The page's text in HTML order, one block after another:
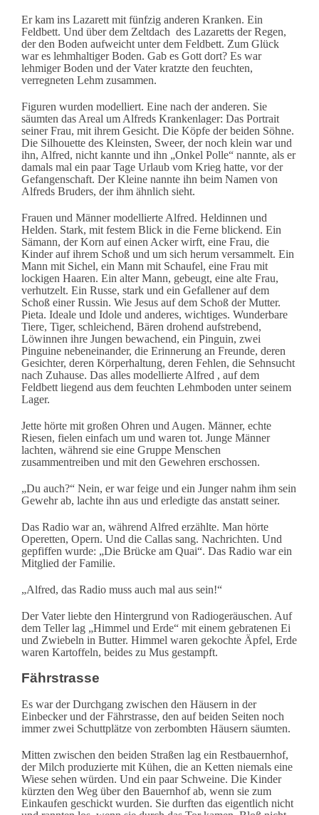
Er kam ins Lazarett mit fünfzig anderen Kranken. Ein
Feldbett. Und über dem Zeltdach des Lazaretts der Regen,
der den Boden aufweicht unter dem Feldbett. Zum Glück
war es lehmhaltiger Boden. Gab es Gott dort? Es war
lehmiger Boden und der Vater kratzte den feuchten,
verregneten Lehm zusammen.
Figuren wurden modelliert. Eine nach der anderen. Sie
säumten das Areal um Alfreds Krankenlager: Das Portrait
seiner Frau, mit ihrem Gesicht. Die Köpfe der beiden Söhne.
Die Silhouette des Kleinsten, Sweer, der noch klein war und
ihn, Alfred, nicht kannte und ihn „Onkel Polle“ nannte, als er
damals mal ein paar Tage Urlaub vom Krieg hatte, vor der
Gefangenschaft. Der Kleine nannte ihn beim Namen von
Alfreds Bruders, der ihm ähnlich sieht.
Frauen und Männer modellierte Alfred. Heldinnen und
Helden. Stark, mit festem Blick in die Ferne blickend. Ein
Sämann, der Korn auf einen Acker wirft, eine Frau, die
Kinder auf ihrem Schoß und um sich herum versammelt. Ein
Mann mit Sichel, ein Mann mit Schaufel, eine Frau mit
lockigen Haaren. Ein alter Mann, gebeugt, eine alte Frau,
verhutzelt. Ein Russe, stark und ein Gefallener auf dem
Schoß einer Russin. Wie Jesus auf dem Schoß der Mutter.
Pieta. Ideale und Idole und anderes, wichtiges. Wunderbare
Tiere, Tiger, schleichend, Bären drohend aufstrebend,
Löwinnen ihre Jungen bewachend, ein Pinguin, zwei
Pinguine nebeneinander, die Erinnerung an Freunde, deren
Gesichter, deren Körperhaltung, deren Fehlen, die Sehnsucht
nach Zuhause. Das alles modellierte Alfred , auf dem
Feldbett liegend aus dem feuchten Lehmboden unter seinem
Lager.
Jette hörte mit großen Ohren und Augen. Männer, echte
Riesen, fielen einfach um und waren tot. Junge Männer
lachten, während sie eine Gruppe Menschen
zusammentreiben und mit den Gewehren erschossen.
„Du auch?“ Nein, er war feige und ein Junger nahm ihm sein
Gewehr ab, lachte ihn aus und erledigte das anstatt seiner.
Das Radio war an, während Alfred erzählte. Man hörte
Operetten, Opern. Und die Callas sang. Nachrichten. Und
gepfiffen wurde: „Die Brücke am Quai“. Das Radio war ein
Mitglied der Familie.
„Alfred, das Radio muss auch mal aus sein!“
Der Vater liebte den Hintergrund von Radiogeräuschen. Auf
dem Teller lag „Himmel und Erde“ mit einem gebratenen Ei
und Zwiebeln in Butter. Himmel waren gekochte Äpfel, Erde
waren Kartoffeln, beides zu Mus gestampft.
Fährstrasse
Es war der Durchgang zwischen den Häusern in der
Einbecker und der Fährstrasse, den auf beiden Seiten noch
immer zwei Schuttplätze von zerbombten Häusern säumten.
Mitten zwischen den beiden Straßen lag ein Restbauernhof,
der Milch produzierte mit Kühen, die an Ketten niemals eine
Wiese sehen würden. Und ein paar Schweine. Die Kinder
kürzten den Weg über den Bauernhof ab, wenn sie zum
Einkaufen geschickt wurden. Sie durften das eigentlich nicht